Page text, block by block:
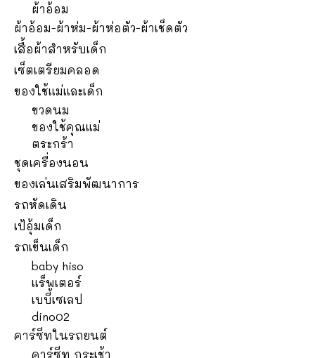
ผ้าอ้อม
ผ้าอ้อม-ผ้าห่ม-ผ้าห่อตัว-ผ้าเช็ดตัว
เสื้อผ้าสำหรับเด็ก
เซ็ตเตรียมคลอด
ของใช้แม่และเด็ก
ขวดนม
ของใช้คุณแม่
ตระกร้า
ชุดเครื่องนอน
ของเล่นเสริมพัฒนาการ
รถหัดเดิน
เป้อุ้มเด็ก
รถเข็นเด็ก
baby hiso
แร็พเตอร์
เบบี้เซเลป
dino02
คาร์ซีทในรถยนต์
คาร์ซีท กระเช้า